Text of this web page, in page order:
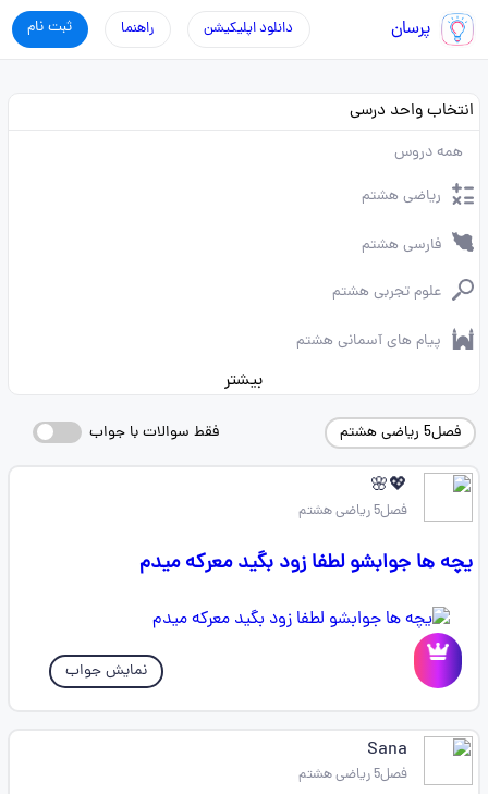
پرسان ثبت نام راهنما دانلود اپلیکیشن
انتخاب واحد درسی
همه دروس
ریاضی هشتم
فارسی هشتم
علوم تجربی هشتم
پیام های آسمانی هشتم
بیشتر
فصل5 ریاضی هشتم فقط سوالات با جواب
💖🌸
فصل5 ریاضی هشتم
یچه ها جوابشو لطفا زود بگید معرکه میدم
نمایش جواب
Sana
فصل5 ریاضی هشتم